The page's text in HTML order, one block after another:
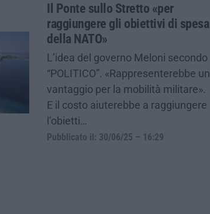
Il Ponte sullo Stretto «per
raggiungere gli obiettivi di spesa
della NATO»
L’idea del governo Meloni secondo
“POLITICO”. «Rappresenterebbe un
vantaggio per la mobilità militare».
E il costo aiuterebbe a raggiungere
l’obietti…
Pubblicato il: 30/06/25 – 16:29